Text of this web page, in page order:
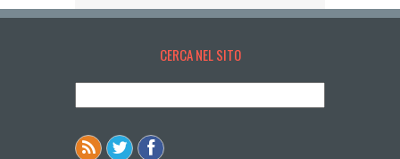
CERCA NEL SITO